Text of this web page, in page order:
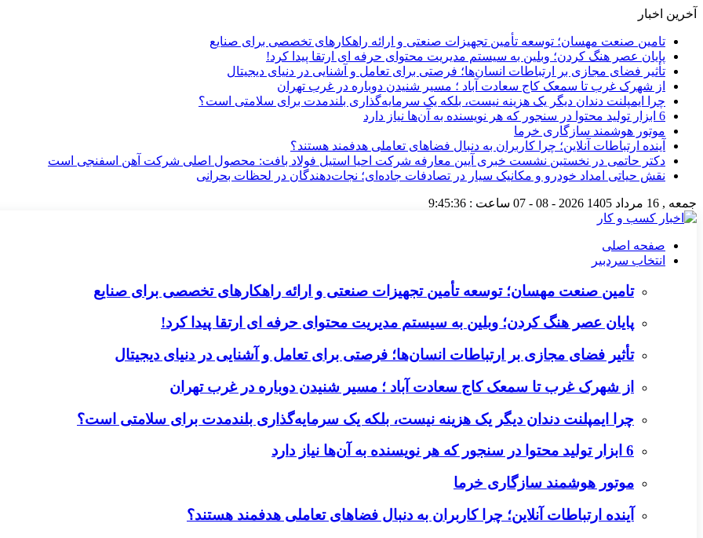
آخرین اخبار
تامین صنعت مهسان؛ توسعه تأمین تجهیزات صنعتی و ارائه راهکارهای تخصصی برای صنایع
پایان عصر هنگ کردن؛ وبلین به سیستم مدیریت محتوای حرفه ای ارتقا پیدا کرد!
تأثیر فضای مجازی بر ارتباطات انسان‌ها؛ فرصتی برای تعامل و آشنایی در دنیای دیجیتال
از شهرک غرب تا سمعک کاج سعادت آباد ؛ مسیر شنیدن دوباره در غرب تهران
چرا ایمپلنت دندان دیگر یک هزینه نیست، بلکه یک سرمایه‌گذاری بلندمدت برای سلامتی است؟
6 ابزار تولید محتوا در سنجور که هر نویسنده به آن‌ها نیاز دارد
موتور هوشمند سازگاری خرما
آینده ارتباطات آنلاین؛ چرا کاربران به دنبال فضاهای تعاملی هدفمند هستند؟
دکتر حاتمی در نخستین نشست خبری آیین معارفه شرکت احیا استیل فولاد بافت: محصول اصلی شرکت آهن اسفنجی است
نقش حیاتی امداد خودرو و مکانیک سیار در تصادفات جاده‌ای؛ نجات‌دهندگان در لحظات بحرانی
جمعه , 16 مرداد 1405 2026 - 08 - 07 ساعت : 9:45:37
صفحه اصلی
انتخاب سردبیر
تامین صنعت مهسان؛ توسعه تأمین تجهیزات صنعتی و ارائه راهکارهای تخصصی برای صنایع
پایان عصر هنگ کردن؛ وبلین به سیستم مدیریت محتوای حرفه ای ارتقا پیدا کرد!
تأثیر فضای مجازی بر ارتباطات انسان‌ها؛ فرصتی برای تعامل و آشنایی در دنیای دیجیتال
از شهرک غرب تا سمعک کاج سعادت آباد ؛ مسیر شنیدن دوباره در غرب تهران
چرا ایمپلنت دندان دیگر یک هزینه نیست، بلکه یک سرمایه‌گذاری بلندمدت برای سلامتی است؟
6 ابزار تولید محتوا در سنجور که هر نویسنده به آن‌ها نیاز دارد
موتور هوشمند سازگاری خرما
آینده ارتباطات آنلاین؛ چرا کاربران به دنبال فضاهای تعاملی هدفمند هستند؟